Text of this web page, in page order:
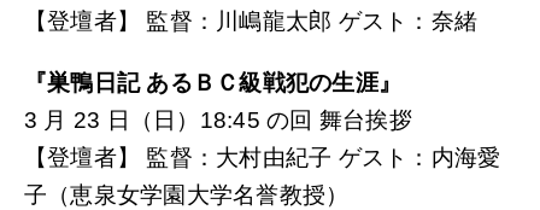
【登壇者】 監督：川嶋龍太郎 ゲスト：奈緒
『巣鴨日記 あるＢＣ級戦犯の生涯』
3 月 23 日（日）18:45 の回 舞台挨拶
【登壇者】 監督：大村由紀子 ゲスト：内海愛
子（恵泉女学園大学名誉教授）